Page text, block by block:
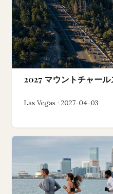
2027 マウントチャー
Las Vegas · 2027-04-03